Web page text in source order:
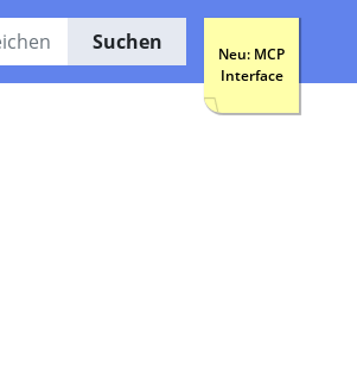
Suchen
Neu: MCP
Interface